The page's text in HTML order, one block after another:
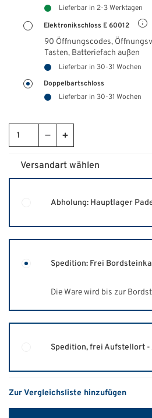
Lieferbar in 2-3 Werktagen
Elektronikschloss E 60012
90 Öffnungscodes,
Tasten, Batteriefach außen
Lieferbar in 30-31 Wochen
Doppelbartschloss
Lieferbar in 30-31 Wochen
Versandart wählen
Abholung: Hauptlager
Spedition: Frei
Die Ware wird bis zur
Spedition, frei Aufstellort -
Zur Vergleichsliste hinzufügen